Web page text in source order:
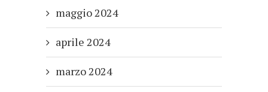
maggio 2024
aprile 2024
marzo 2024